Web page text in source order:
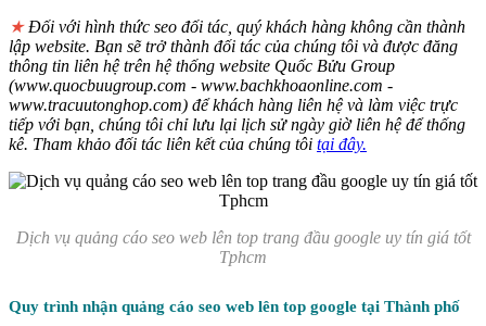
★Đối với hình thức seo đối tác, quý khách hàng không cần thành
lập website. Bạn sẽ trở thành đối tác của chúng tôi và được đăng
thông tin liên hệ trên hệ thống website Quốc Bửu Group
(www.quocbuugroup.com - www.bachkhoaonline.com -
www.tracuutonghop.com) để khách hàng liên hệ và làm việc trực
tiếp với bạn, chúng tôi chỉ lưu lại lịch sử ngày giờ liên hệ để thống
kê. Tham khảo đối tác liên kết của chúng tôi tại đây.
Dịch vụ quảng cáo seo web lên top trang đầu google uy tín giá tốt
Tphcm
Quy trình nhận quảng cáo seo web lên top google tại Thành phố